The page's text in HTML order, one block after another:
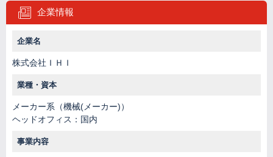
企業情報
企業名
株式会社ＩＨＩ
業種・資本
メーカー系（機械(メーカー)）
ヘッドオフィス：国内
事業内容